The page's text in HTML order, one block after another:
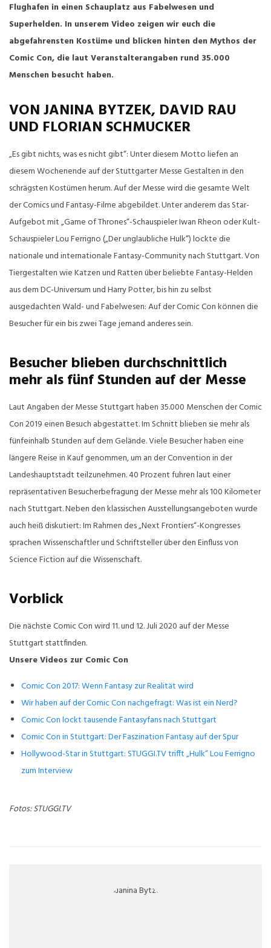
Flughafen in einen Schauplatz aus Fabelwesen und
Superhelden. In unserem Video zeigen wir euch die
abgefahrensten Kostüme und blicken hinten den Mythos der
Comic Con, die laut Veranstalterangaben rund 35.000
Menschen besucht haben.
VON JANINA BYTZEK, DAVID RAU
UND FLORIAN SCHMUCKER
„Es gibt nichts, was es nicht gibt“: Unter diesem Motto liefen an
diesem Wochenende auf der Stuttgarter Messe Gestalten in den
schrägsten Kostümen herum. Auf der Messe wird die gesamte Welt
der Comics und Fantasy-Filme abgebildet. Unter anderem das Star-
Aufgebot mit „Game of Thrones“-Schauspieler Iwan Rheon oder Kult-
Schauspieler Lou Ferrigno („Der unglaubliche Hulk“) lockte die
nationale und internationale Fantasy-Community nach Stuttgart. Von
Tiergestalten wie Katzen und Ratten über beliebte Fantasy-Helden
aus dem DC-Universum und Harry Potter, bis hin zu selbst
ausgedachten Wald- und Fabelwesen: Auf der Comic Con können die
Besucher für ein bis zwei Tage jemand anderes sein.
Besucher blieben durchschnittlich
mehr als fünf Stunden auf der Messe
Laut Angaben der Messe Stuttgart haben 35.000 Menschen der Comic
Con 2019 einen Besuch abgestattet. Im Schnitt blieben sie mehr als
fünfeinhalb Stunden auf dem Gelände. Viele Besucher haben eine
längere Reise in Kauf genommen, um an der Convention in der
Landeshauptstadt teilzunehmen. 40 Prozent fuhren laut einer
repräsentativen Besucherbefragung der Messe mehr als 100 Kilometer
nach Stuttgart. Neben den klassischen Ausstellungsangeboten wurde
auch heiß diskutiert: Im Rahmen des „Next Frontiers“-Kongresses
sprachen Wissenschaftler und Schriftsteller über den Einfluss von
Science Fiction auf die Wissenschaft.
Vorblick
Die nächste Comic Con wird 11. und 12. Juli 2020 auf der Messe
Stuttgart stattfinden.
Unsere Videos zur Comic Con
Comic Con 2017: Wenn Fantasy zur Realität wird
Wir haben auf der Comic Con nachgefragt: Was ist ein Nerd?
Comic Con lockt tausende Fantasyfans nach Stuttgart
Comic Con in Stuttgart: Der Faszination Fantasy auf der Spur
Hollywood-Star in Stuttgart: STUGGI.TV trifft „Hulk“ Lou Ferrigno
zum Interview
Fotos: STUGGI.TV